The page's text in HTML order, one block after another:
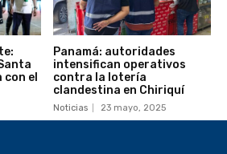
el
Panamá: autoridades
intensifican operativos
contra la lotería
clandestina en Chiriquí
Noticias 23 mayo, 2025